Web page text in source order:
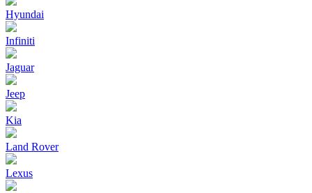
Hyundai
Infiniti
Jaguar
Jeep
Kia
Land Rover
Lexus